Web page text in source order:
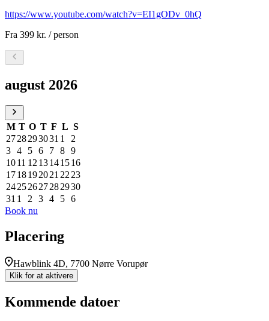
https://www.youtube.com/watch?v=EI1gODv_0hQ
Fra 399 kr. / person
Vælg en dato, august 2026
august 2026
M T O T F L S
2728293031 1
2
3 4 5 6 7 8 9
1011 12 13141516
1718192021 22 23
24252627282930
31 1 2 3 4 5 6
Book nu
Placering
Hawblink 4D, 7700 Nørre Vorupør
Klik for at aktivere
Kommende datoer